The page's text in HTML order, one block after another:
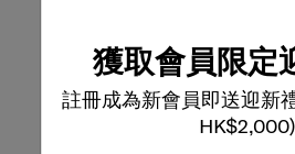
獲取會員限定
註冊成為新會員即送迎新
HK$2,000)
評論